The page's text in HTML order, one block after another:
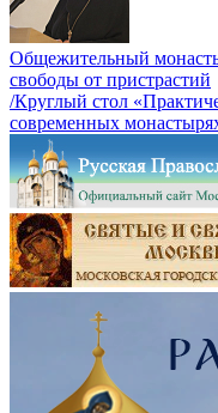
Общежительный
свободы от пристрастий
/Круглый стол
современных